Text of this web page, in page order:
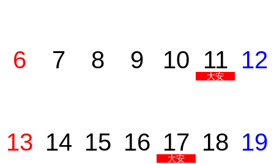
6 7 8 9 10 11
大安
12
13 14 15 16 17
大安
18 19